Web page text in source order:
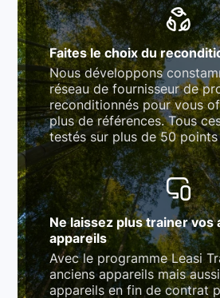
Faites le choix du
Nous développons
réseau de fournisseur de
reconditionnés pour vous
plus de références. Tous
testés sur plus de 50
Ne laissez plus trainer vos
appareils
Avec le programme Leasi
anciens appareils mais
appareils en fin de contrat